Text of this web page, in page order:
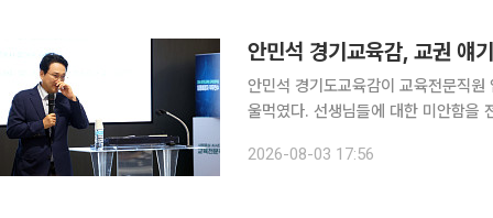
안민석 경기교육감, 교권 얘
안민석 경기도교육감이 교육전문직
울먹였다. 선생님들에 대한 미안함을 전하는 대목에서였다. 3
2026-08-03 17:56